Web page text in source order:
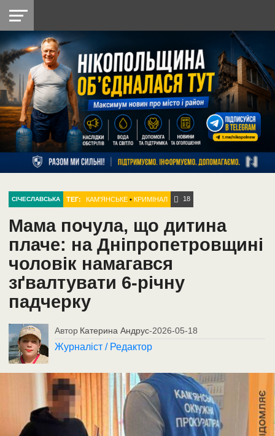
НІКОПОЛЬ
РАЙОН
СІЧЕСЛАВСЬКА
УКРАЇНА
РЕТРО
НІКОПОЛЬ
ЛАЙТ
УКРАЇНА
ДОПОМОГА
РАДІО
СІЧЕСЛАВСЬКА ТЕГ: КАМ'ЯНСЬКЕ •КРИМІНАЛ 18
Мама почула, що дитина
плаче: на Дніпропетровщині
чоловік намагався
зґвалтувати 6-річну
падчерку
Автор Катерина Андрус-2026-05-18
Журналіст / Редактор